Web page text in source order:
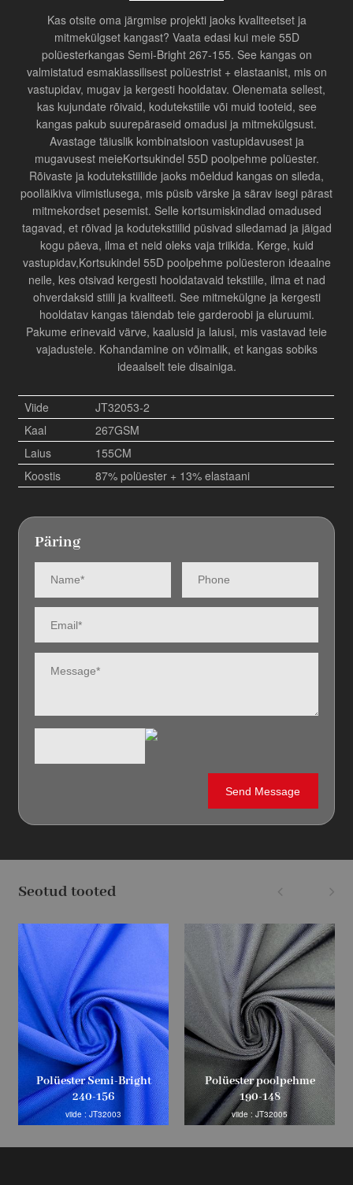
Kas otsite oma järgmise projekti jaoks kvaliteetset ja
mitmekülgset kangast? Vaata edasi kui meie 55D
polüesterkangas Semi-Bright 267-155. See kangas on
valmistatud esmaklassilisest polüestrist + elastaanist, mis on
vastupidav, mugav ja kergesti hooldatav. Olenemata sellest,
kas kujundate rõivaid, kodutekstiile või muid tooteid, see
kangas pakub suurepäraseid omadusi ja mitmekülgsust.
Avastage täiuslik kombinatsioon vastupidavusest ja
mugavusest meieKortsukindel 55D poolpehme polüester.
Rõivaste ja kodutekstiilide jaoks mõeldud kangas on sileda,
poolläikiva viimistlusega, mis püsib värske ja särav isegi pärast
mitmekordset pesemist. Selle kortsumiskindlad omadused
tagavad, et rõivad ja kodutekstiilid püsivad siledamad ja jäigad
kogu päeva, ilma et neid oleks vaja triikida. Kerge, kuid
vastupidav,Kortsukindel 55D poolpehme polüesteron ideaalne
neile, kes otsivad kergesti hooldatavaid tekstiile, ilma et nad
ohverdaksid stiili ja kvaliteeti. See mitmekülgne ja kergesti
hooldatav kangas täiendab teie garderoobi ja eluruumi.
Pakume erinevaid värve, kaalusid ja laiusi, mis vastavad teie
vajadustele. Kohandamine on võimalik, et kangas sobiks
ideaalselt teie disainiga.
Viide
JT32053-2
Kaal
267GSM
Laius
155CM
Koostis
87% polüester + 13% elastaani
Päring
Seotud tooted
Polüester Semi-Bright
240-156
viide : JT32003
Polüester poolpehme
190-148
viide : JT32005